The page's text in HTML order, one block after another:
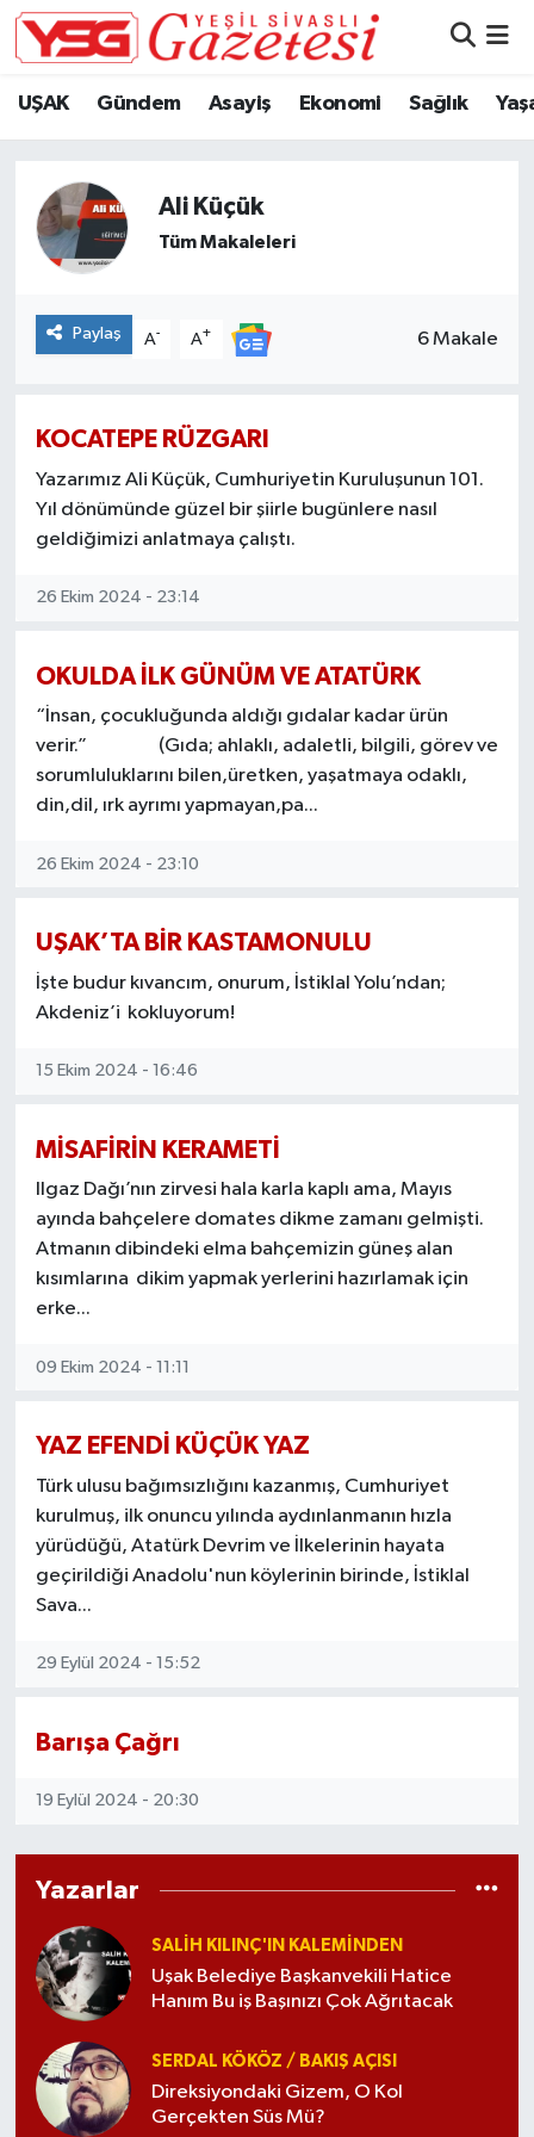
UŞAK Gündem Asayiş Ekonomi Sağlık
Ali Küçük
Tüm Makaleleri
Paylaş A- A+ 6 Makale
KOCATEPE RÜZGARI
Yazarımız Ali Küçük, Cumhuriyetin Kuruluşunun 101.
Yıl dönümünde güzel bir şiirle bugünlere nasıl
geldiğimizi anlatmaya çalıştı.
26 Ekim 2024 - 23:14
OKULDA İLK GÜNÜM VE ATATÜRK
“İnsan, çocukluğunda aldığı gıdalar kadar ürün
verir.” (Gıda; ahlaklı, adaletli, bilgili, görev ve
sorumluluklarını bilen,üretken, yaşatmaya odaklı,
din,dil, ırk ayrımı yapmayan,pa...
26 Ekim 2024 - 23:10
UŞAK’TA BİR KASTAMONULU
İşte budur kıvancım, onurum, İstiklal Yolu’ndan;
Akdeniz’i kokluyorum!
15 Ekim 2024 - 16:46
MİSAFİRİN KERAMETİ
Ilgaz Dağı’nın zirvesi hala karla kaplı ama, Mayıs
ayında bahçelere domates dikme zamanı gelmişti.
Atmanın dibindeki elma bahçemizin güneş alan
kısımlarına dikim yapmak yerlerini hazırlamak için
erke...
09 Ekim 2024 - 11:11
YAZ EFENDİ KÜÇÜK YAZ
Türk ulusu bağımsızlığını kazanmış, Cumhuriyet
kurulmuş, ilk onuncu yılında aydınlanmanın hızla
yürüdüğü, Atatürk Devrim ve İlkelerinin hayata
geçirildiği Anadolu'nun köylerinin birinde, İstiklal
Sava...
29 Eylül 2024 - 15:52
Barışa Çağrı
19 Eylül 2024 - 20:30
Yazarlar
SALIH KILINÇ'IN KALEMINDEN
Uşak Belediye Başkanvekili Hatice
Hanım Bu iş Başınızı Çok Ağrıtacak
SERDAL KÖKÖZ / BAKIŞ AÇISI
Direksiyondaki Gizem, O Kol
Gerçekten Süs Mü?
Namaz Vakitleri
Trafik Durumu
Süper Lig Puan Durumu ve Fikstür
Haber Arşivi